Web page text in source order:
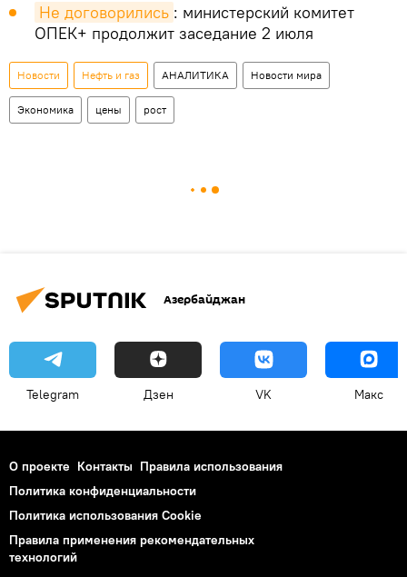
Не договорились : министерский комитет
ОПЕК+ продолжит заседание 2 июля
Новости Нефть и газ АНАЛИТИКА Новости мира
Экономика цены рост
Азербайджан
Telegram Дзен VK Макс
О проекте Контакты Правила использования
Политика конфиденциальности
Политика использования Cookie
Правила применения рекомендательных
технологий